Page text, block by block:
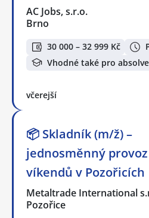
AC Jobs, s.r.o.
Brno
30 000 – 32 999 Kč
Vhodné také pro
včerejší
📦 Skladník (m/ž) –
jednosměnný
víkendů v Pozořicích
Metaltrade International
Pozořice